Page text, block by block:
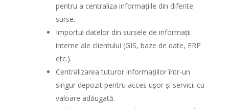
pentru a centraliza informațiile din diferite
surse.
Importul datelor din sursele de informații
interne ale clientului (GIS, baze de date, ERP
etc.).
Centralizarea tuturor informațiilor într-un
singur depozit pentru acces ușor și servicii cu
valoare adăugată.